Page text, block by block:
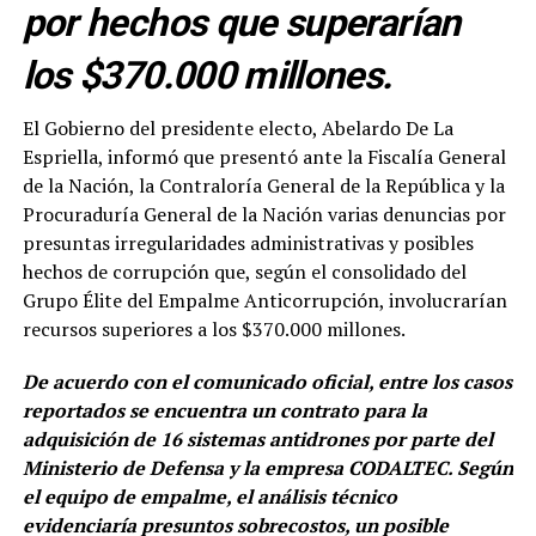
por hechos que superarían
los $370.000 millones.
El Gobierno del presidente electo, Abelardo De La
Espriella, informó que presentó ante la Fiscalía General
de la Nación, la Contraloría General de la República y la
Procuraduría General de la Nación varias denuncias por
presuntas irregularidades administrativas y posibles
hechos de corrupción que, según el consolidado del
Grupo Élite del Empalme Anticorrupción, involucrarían
recursos superiores a los $370.000 millones.
De acuerdo con el comunicado oficial, entre los casos
reportados se encuentra un contrato para la
adquisición de 16 sistemas antidrones por parte del
Ministerio de Defensa y la empresa CODALTEC. Según
el equipo de empalme, el análisis técnico
evidenciaría presuntos sobrecostos, un posible